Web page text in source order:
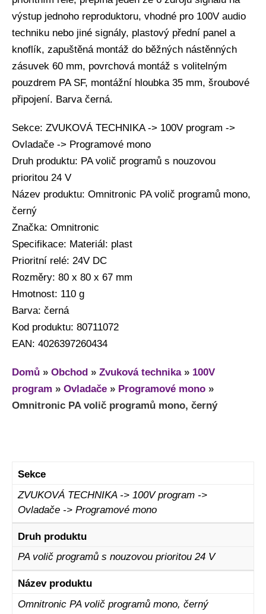
výstup jednoho reproduktoru, vhodné pro 100V audio
techniku nebo jiné signály, plastový přední panel a
knoflík, zapuštěná montáž do běžných nástěnných
zásuvek 60 mm, povrchová montáž s volitelným
pouzdrem PA SF, montážní hloubka 35 mm, šroubové
připojení. Barva černá.
Sekce: ZVUKOVÁ TECHNIKA -> 100V program ->
Ovladače -> Programové mono
Druh produktu: PA volič programů s nouzovou
prioritou 24 V
Název produktu: Omnitronic PA volič programů mono,
černý
Značka: Omnitronic
Specifikace: Materiál: plast
Prioritní relé: 24V DC
Rozměry: 80 x 80 x 67 mm
Hmotnost: 110 g
Barva: černá
Kod produktu: 80711072
EAN: 4026397260434
Domů » Obchod » Zvuková technika» 100V
program » Ovladače » Programové mono »
Omnitronic PA volič programů mono, černý
Sekce
ZVUKOVÁ TECHNIKA -> 100V program ->
Ovladače -> Programové mono
Druh produktu
PA volič programů s nouzovou prioritou 24 V
Název produktu
Omnitronic PA volič programů mono, černý